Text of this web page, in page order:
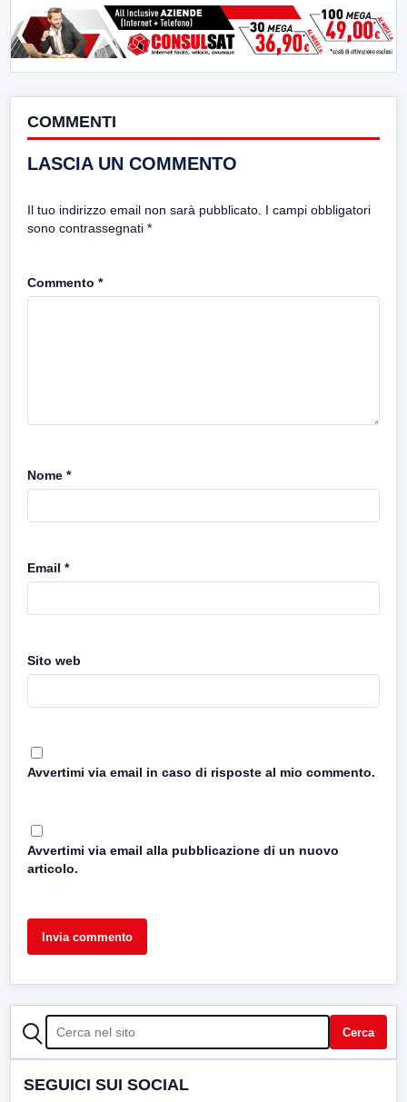
COMMENTI
LASCIA UN COMMENTO
Il tuo indirizzo email non sarà pubblicato. I campi obbligatori
sono contrassegnati *
Commento *
Nome *
Email *
Sito web
Avvertimi via email in caso di risposte al mio commento.
Avvertimi via email alla pubblicazione di un nuovo
articolo.
CERCA Cerca
SEGUICI SUI SOCIAL